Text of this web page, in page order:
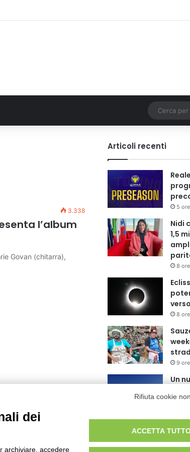
gli orari dei servizi a parità di tariffa
3.338
l’album
Govan (chitarra),
Articoli recenti
5
Nidi
1,5
8
8
9
Un
Al
Rifiuta cookie
dei
archiviare, accedere
ACCETTA